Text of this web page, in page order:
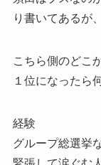
り書いてあるが
こちら側のどこ
１位になったら
経験
グループ総選挙